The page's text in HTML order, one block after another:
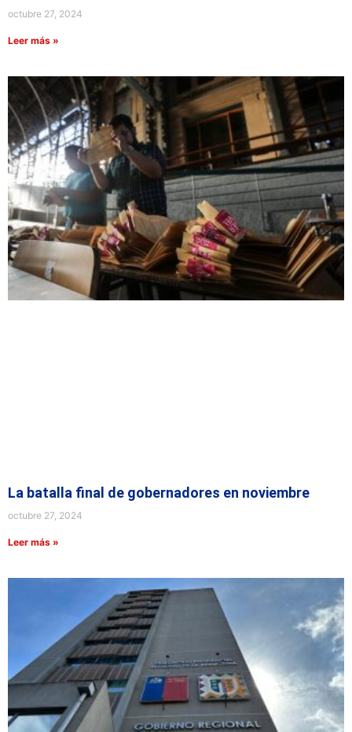
octubre 27, 2024
Leer más »
La batalla final de gobernadores en noviembre
octubre 27, 2024
Leer más »